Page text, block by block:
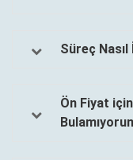
Süreç Nasıl
Ön Fiyat